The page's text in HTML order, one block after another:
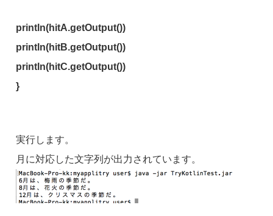
println(hitA.getOutput())
println(hitB.getOutput())
println(hitC.getOutput())
}
実行します。
月に対応した文字列が出力されています。